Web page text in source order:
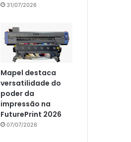
31/07/2026
Mapel destaca
versatilidade do
poder da
impressão na
FuturePrint 2026
07/07/2026